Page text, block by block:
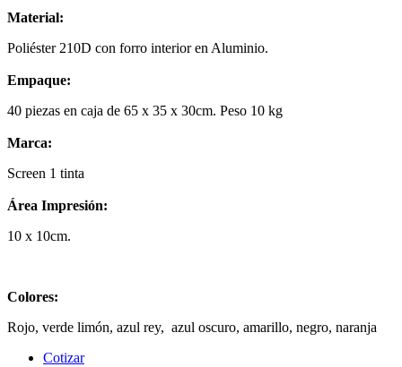
Material:
Poliéster 210D con forro interior en Aluminio.
Empaque:
40 piezas en caja de 65 x 35 x 30cm. Peso 10 kg
Marca:
Screen 1 tinta
Área Impresión:
10 x 10cm.
Colores:
Rojo, verde limón, azul rey, azul oscuro, amarillo, negro, naranja
Cotizar